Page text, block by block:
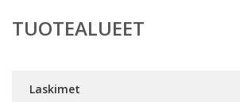
TUOTEALUEET
Laskimet